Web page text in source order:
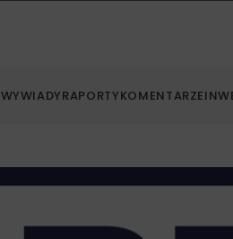
WYWIADYRAPORTYKOMENTARZE